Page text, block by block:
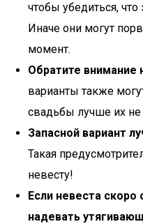
чтобы убедиться, что
Иначе они могут
момент.
Обратите внимание
варианты также
свадьбы лучше их не
Запасной вариант
Такая
невесту!
Если невеста скоро
надевать